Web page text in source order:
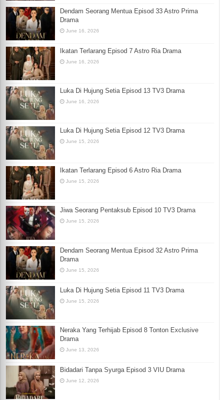
Dendam Seorang Mentua Episod 33 Astro Prima
Drama
June 16, 2026
Ikatan Terlarang Episod 7 Astro Ria Drama
June 16, 2026
Luka Di Hujung Setia Episod 13 TV3 Drama
June 16, 2026
Luka Di Hujung Setia Episod 12 TV3 Drama
June 15, 2026
Ikatan Terlarang Episod 6 Astro Ria Drama
June 15, 2026
Jiwa Seorang Pentaksub Episod 10 TV3 Drama
June 15, 2026
Dendam Seorang Mentua Episod 32 Astro Prima
Drama
June 15, 2026
Luka Di Hujung Setia Episod 11 TV3 Drama
June 15, 2026
Neraka Yang Terhijab Episod 8 Tonton Exclusive
Drama
June 13, 2026
Bidadari Tanpa Syurga Episod 3 VIU Drama
June 12, 2026